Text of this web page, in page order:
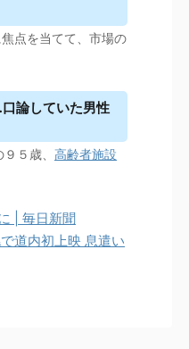
点を当てて、市場の
論していた男性
５歳、 高齢者施設
| 毎日新聞
道内初上映 息遣い